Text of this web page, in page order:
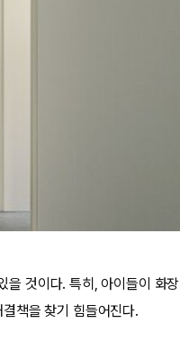
을 것이다. 특히, 아이들이 화장
책을 찾기 힘들어진다.